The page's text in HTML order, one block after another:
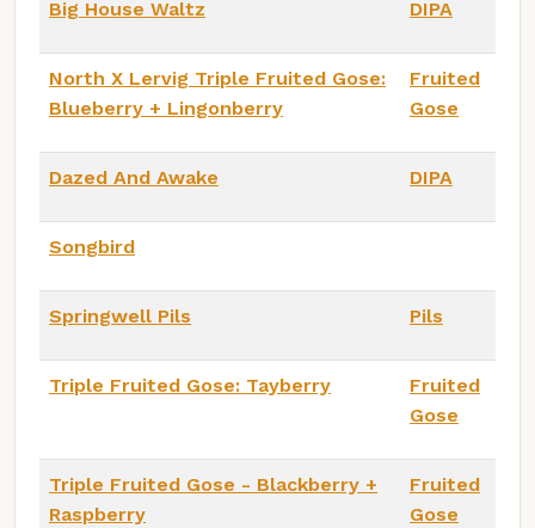
Big House Waltz DIPA
North X Lervig Triple Fruited Gose:
Blueberry + Lingonberry
Fruited
Gose
Dazed And Awake DIPA
Songbird
Springwell Pils Pils
Triple Fruited Gose: Tayberry
Fruited
Gose
Triple Fruited Gose - Blackberry +
Raspberry
Fruited
Gose